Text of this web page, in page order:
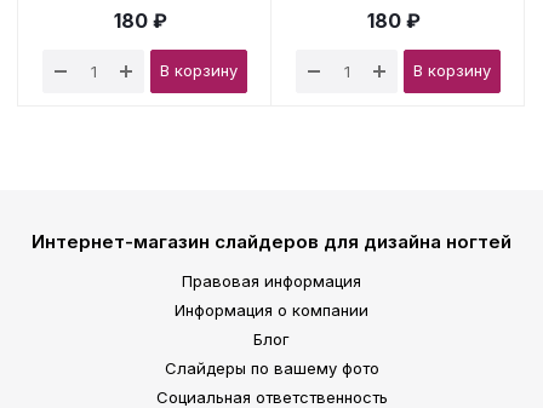
180 ₽
В корзину
180 ₽
В корзину
Интернет-магазин слайдеров для дизайна ногтей
Правовая информация
Информация о компании
Блог
Слайдеры по вашему фото
Социальная ответственность